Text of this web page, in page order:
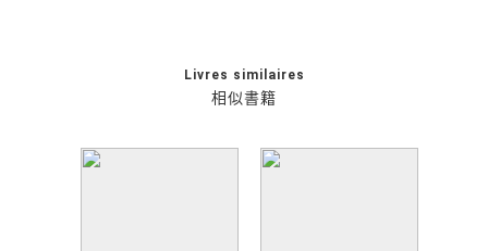
相似書籍
Livres similaires